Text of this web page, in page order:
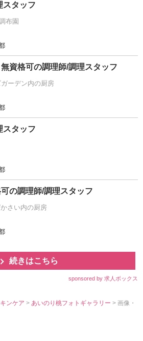
スタッフ
布園
資格可の調理師/調理スタッフ
ーデン内の厨房
スタッフ
の調理師/調理スタッフ
さい内の厨房
続きはこちら
sponsored by 求人ボックス
ンケア>あいのり桃フォトギャラリー> 画像・